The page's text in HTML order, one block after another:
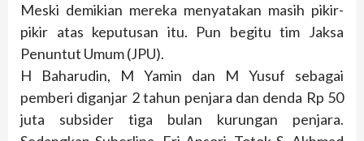
Meski demikian mereka menyatakan masih pikir-
pikir atas keputusan itu. Pun begitu tim Jaksa
Penuntut Umum (JPU).
H Baharudin, M Yamin dan M Yusuf sebagai
pemberi diganjar 2 tahun penjara dan denda Rp 50
juta subsider tiga bulan kurungan penjara.